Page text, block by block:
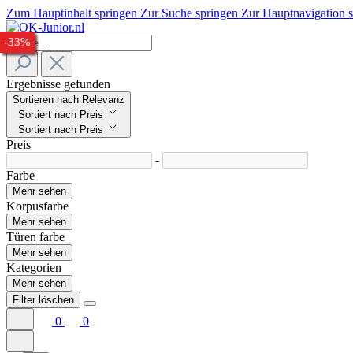
Zum Hauptinhalt springen Zur Suche springen Zur Hauptnavigation
Ergebnisse gefunden
Sortieren nach Relevanz
Sortiert nach Preis
Sortiert nach Preis
Preis
-
Farbe
Mehr sehen
Korpusfarbe
Mehr sehen
Türen farbe
Mehr sehen
Kategorien
Mehr sehen
Filter löschen
0 0
-27%
-27%
-23%
-29%
-27%
-26%
-32%
-33%